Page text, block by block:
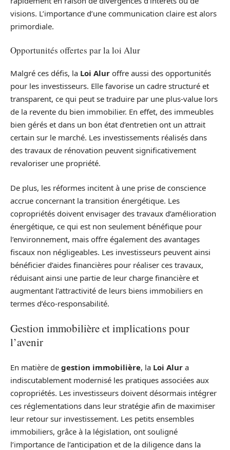
visions. L’importance d’une communication claire est alors
primordiale.
Opportunités offertes par la loi Alur
Malgré ces défis, la Loi Alur offre aussi des opportunités
pour les investisseurs. Elle favorise un cadre structuré et
transparent, ce qui peut se traduire par une plus-value lors
de la revente du bien immobilier. En effet, des immeubles
bien gérés et dans un bon état d’entretien ont un attrait
certain sur le marché. Les investissements réalisés dans
des travaux de rénovation peuvent significativement
revaloriser une propriété.
De plus, les réformes incitent à une prise de conscience
accrue concernant la transition énergétique. Les
copropriétés doivent envisager des travaux d’amélioration
énergétique, ce qui est non seulement bénéfique pour
l’environnement, mais offre également des avantages
fiscaux non négligeables. Les investisseurs peuvent ainsi
bénéficier d’aides financières pour réaliser ces travaux,
réduisant ainsi une partie de leur charge financière et
augmentant l’attractivité de leurs biens immobiliers en
termes d’éco-responsabilité.
Gestion immobilière et implications pour
l’avenir
En matière de gestion immobilière, la Loi Alur a
indiscutablement modernisé les pratiques associées aux
copropriétés. Les investisseurs doivent désormais intégrer
ces réglementations dans leur stratégie afin de maximiser
leur retour sur investissement. Les petits ensembles
immobiliers, grâce à la législation, ont souligné
l’importance de l’anticipation et de la diligence dans la